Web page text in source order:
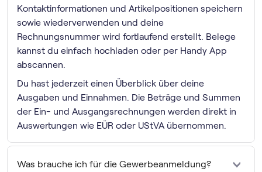
Kontaktinformationen und Artikelpositionen speichern
sowie wiederverwenden und deine
Rechnungsnummer wird fortlaufend erstellt. Belege
kannst du einfach hochladen oder per Handy App
abscannen.
Du hast jederzeit einen Überblick über deine
Ausgaben und Einnahmen. Die Beträge und Summen
der Ein- und Ausgangsrechnungen werden direkt in
Auswertungen wie EÜR oder UStVA übernommen.
Was brauche ich für die Gewerbeanmeldung?